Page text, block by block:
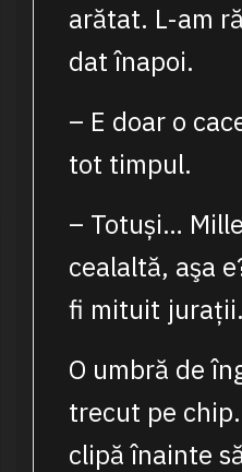
arătat. L-am
dat înapoi.
– E doar o
tot timpul.
– Totuși…
cealaltă, aşa
fi mituit jurații.
O umbră de
trecut pe
clipă înainte